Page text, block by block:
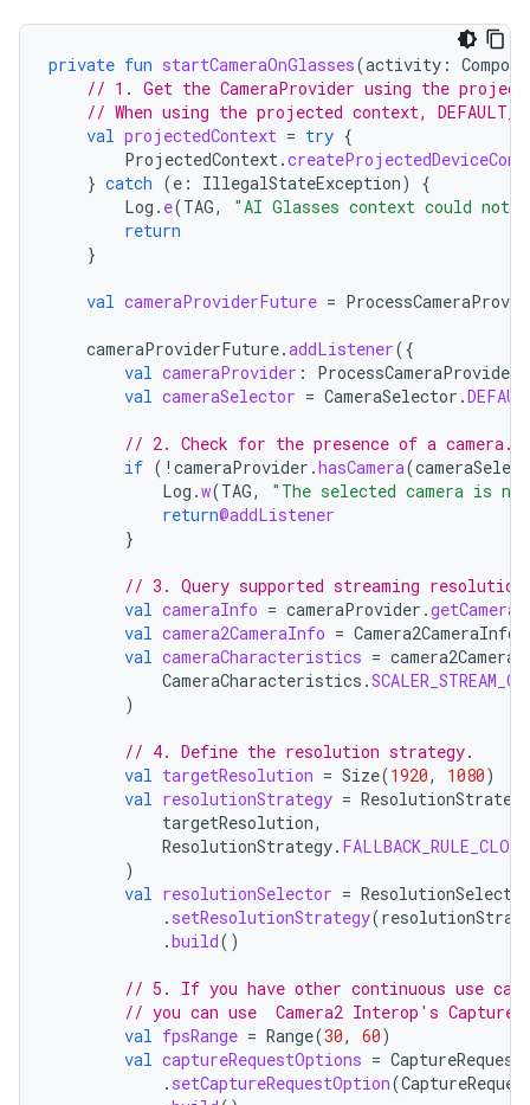
private fun startCameraOnGlasses(activity :
// 1. Get the CameraProvider using the
// When using the projected context,
val projectedContext = try {
ProjectedContext.
} catch (e : IllegalStateException)
{
Log . e(TAG,
"AI Glasses context could not
return
}
val cameraProviderFuture =
cameraProviderFuture.addListener({
val cameraProvider : ProcessCameraProvider
val cameraSelector = CameraSelector .
// 2. Check for the presence of a camera.
if ( ! cameraProvider .hasCamera(
Log .w(TAG,
"The selected camera is
return@addListener
}
// 3. Query supported streaming
val cameraInfo = cameraProvider .
val camera2CameraInfo = Camera2CameraInfo
val cameraCharacteristics =
CameraCharacteristics .
)
// 4. Define the resolution strategy.
val targetResolution = Size(1920, 1080)
val resolutionStrategy = ResolutionStrategy
targetResolution,
ResolutionStrategy.
)
val resolutionSelector = ResolutionSelector
. setResolutionStrategy(
.build()
// 5. If you have other continuous use
// you can use  Camera2 Interop's
val fpsRange = Range(30, 60)
val captureRequestOptions =
. setCaptureRequestOption(